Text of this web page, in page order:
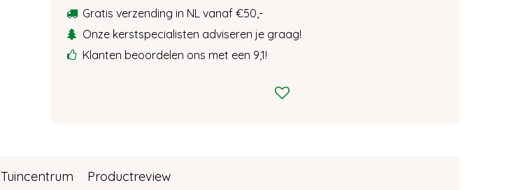
Gratis verzending in NL vanaf €50,-
Onze kerstspecialisten adviseren je graag!
Klanten beoordelen ons met een 9,1!
Tuincentrum Productreview